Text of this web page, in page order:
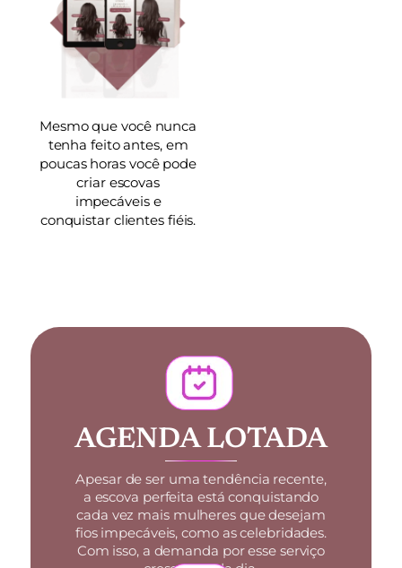
Mesmo que você nunca
tenha feito antes, em
poucas horas você pode
criar escovas
impecáveis e
conquistar clientes fiéis.
AGENDA LOTADA
Apesar de ser uma tendência recente,
a escova perfeita está conquistando
cada vez mais mulheres que desejam
fios impecáveis, como as celebridades.
Com isso, a demanda por esse serviço